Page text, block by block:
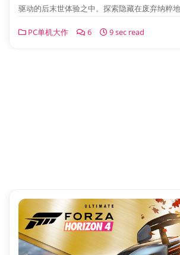
驱动的后末世体验之中。探索隐藏在废弃纳粹
PC单机大作 6 9 sec read